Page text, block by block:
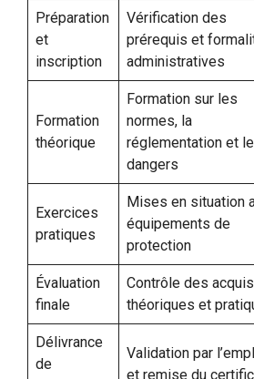
Préparation
et
inscription
Vérification des
prérequis et
administratives
Formation
théorique
Formation sur les
normes, la
réglementation et
dangers
Exercices
pratiques
Mises en situation
équipements de
protection
Évaluation
finale
Contrôle des acquis
théoriques et
Délivrance
de
Validation par
et remise du